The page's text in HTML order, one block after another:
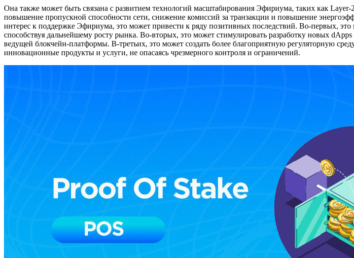
Она также может быть связана с развитием технологий масштабирования Эфириума, таких как
повышение пропускной способности сети, снижение комиссий за транзакции и повышение
интерес к поддержке Эфириума, это может привести к ряду позитивных последствий. Во-первых,
способствуя дальнейшему росту рынка. Во-вторых, это может стимулировать разработку новых
ведущей блокчейн-платформы. В-третьих, это может создать более благоприятную регуляторную
инновационные продукты и услуги, не опасаясь чрезмерного контроля и ограничений.